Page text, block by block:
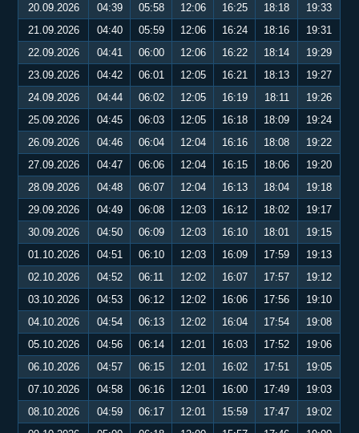
20.09.2026
04:39 05:58 12:06 16:25 18:18
19:33
21.09.2026
04:40 05:59 12:06 16:24 18:16
19:31
22.09.2026
04:41 06:00 12:06 16:22 18:14
19:29
23.09.2026
04:42 06:01 12:05 16:21 18:13
19:27
24.09.2026
04:44 06:02 12:05 16:19 18:11
19:26
25.09.2026
04:45 06:03 12:05 16:18 18:09
19:24
26.09.2026
04:46 06:04 12:04 16:16 18:08
19:22
27.09.2026
04:47 06:06 12:04 16:15 18:06
19:20
28.09.2026
04:48 06:07 12:04 16:13 18:04
19:18
29.09.2026
04:49 06:08 12:03 16:12 18:02
19:17
30.09.2026
04:50 06:09 12:03 16:10 18:01
19:15
01.10.2026
04:51 06:10 12:03 16:09 17:59
19:13
02.10.2026
04:52 06:11 12:02 16:07 17:57
19:12
03.10.2026
04:53 06:12 12:02 16:06 17:56
19:10
04.10.2026
04:54 06:13 12:02 16:04 17:54
19:08
05.10.2026
04:56 06:14 12:01 16:03 17:52
19:06
06.10.2026
04:57 06:15 12:01 16:02 17:51
19:05
07.10.2026
04:58 06:16 12:01 16:00 17:49
19:03
08.10.2026
04:59 06:17 12:01 15:59 17:47
19:02